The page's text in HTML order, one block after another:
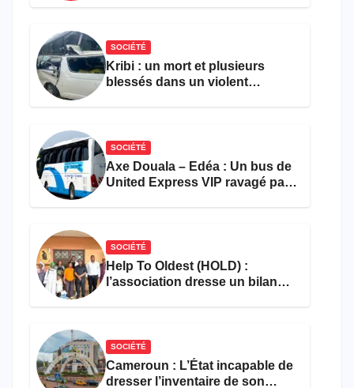
SOCIÉTÉ
Kribi : un mort et plusieurs
blessés dans un violent
SOCIÉTÉ
Axe Douala – Edéa : Un bus de
United Express VIP ravagé par
SOCIÉTÉ
Help To Oldest (HOLD) :
l’association dresse un bilan
SOCIÉTÉ
Cameroun : L’État incapable de
dresser l’inventaire de son